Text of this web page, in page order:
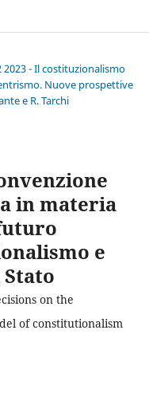
2023 - Il costituzionalismo
Nuove prospettive
e R. Tarchi
in materia
e
on the
of constitutionalism